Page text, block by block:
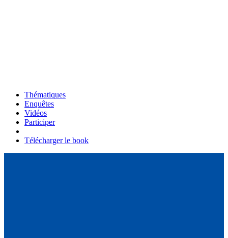
Thématiques
Enquêtes
Vidéos
Participer
Télécharger le book